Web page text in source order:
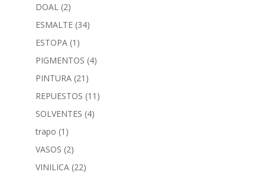
DOAL (2)
ESMALTE (34)
ESTOPA (1)
PIGMENTOS (4)
PINTURA (21)
REPUESTOS (11)
SOLVENTES (4)
trapo (1)
VASOS (2)
VINILICA (22)